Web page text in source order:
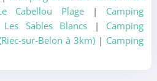
Cabellou Plage| Camping
Les Sables Blancs | Camping
sur-Belon à 3km) | Camping